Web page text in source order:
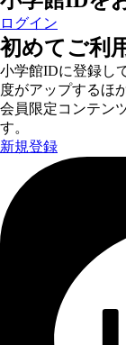
ログイン
初めてご利
小学館IDに登録し
度がアップするほか
会員限定コンテン
す。
新規登録